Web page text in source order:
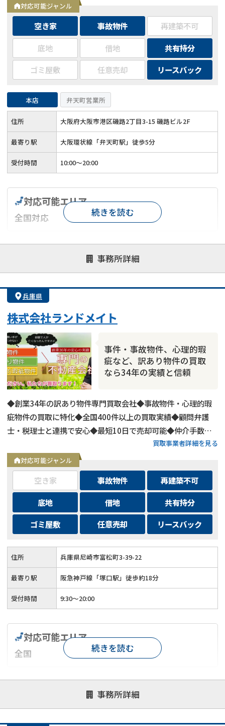
対応可能ジャンル
空き家 事故物件
再建築不可
底地
借地
共有持分
ゴミ屋敷
任意売却 リースバック
本店 弁天町営業所
住所 大阪府大阪市港区磯路2丁目3-15 磯路ビル2F
最寄り駅 大阪環状線「弁天町駅」徒歩5分
受付時間 10:00～20:00
事務所詳細
対応可能エリア
全国対応
対応が親身 オンライン面談可能
レスポンスが早い
1億円以上の買取可
続きを読む
兵庫県
株式会社ランドメイト
事件・事故物件、心理的瑕
疵など、訳あり物件の買取
なら34年の実績と信頼
◆創業34年の訳あり物件専門買取会社◆事故物件・心理的瑕
疵物件の買取に特化◆全国400件以上の買取実績◆顧問弁護
士・税理士と連携で安心◆最短10日で売却可能◆仲介手数
料・諸費用も会社負担◆不要物撤去費用も無料◆リースバック
にも対応◆現地調査・査定は無料
買取事業者詳細を見る
対応可能ジャンル
空き家 事故物件
再建築不可
底地
借地
共有持分
ゴミ屋敷
任意売却 リースバック
住所 兵庫県尼崎市富松町3-39-22
最寄り駅 阪急神戸線「塚口駅」徒歩約18分
受付時間 9:30～20:00
事務所詳細
対応可能エリア
全国
対応が親身 オンライン面談可能
レスポンスが早い
1億円以上の買取可
続きを読む